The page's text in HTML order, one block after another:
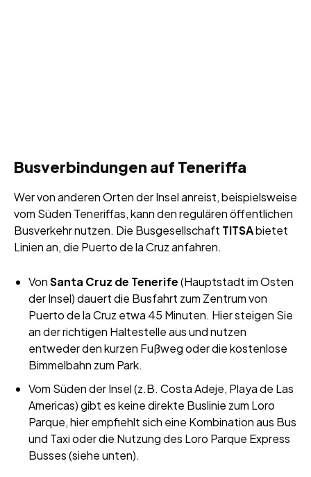
Busverbindungen auf Teneriffa
Wer von anderen Orten der Insel anreist, beispielsweise
vom Süden Teneriffas, kann den regulären öffentlichen
Busverkehr nutzen. Die Busgesellschaft TITSAbietet
Linien an, die Puerto de la Cruz anfahren.
VonSanta Cruz de Tenerife(Hauptstadt im Osten
der Insel) dauert die Busfahrt zum Zentrum von
Puerto de la Cruz etwa 45 Minuten. Hier steigen Sie
an der richtigen Haltestelle aus und nutzen
entweder den kurzen Fußweg oder die kostenlose
Bimmelbahn zum Park.
Vom Süden der Insel (z.B. Costa Adeje, Playa de Las
Americas) gibt es keine direkte Buslinie zum Loro
Parque, hier empfiehlt sich eine Kombination aus Bus
und Taxi oder die Nutzung des Loro Parque Express
Busses (siehe unten).